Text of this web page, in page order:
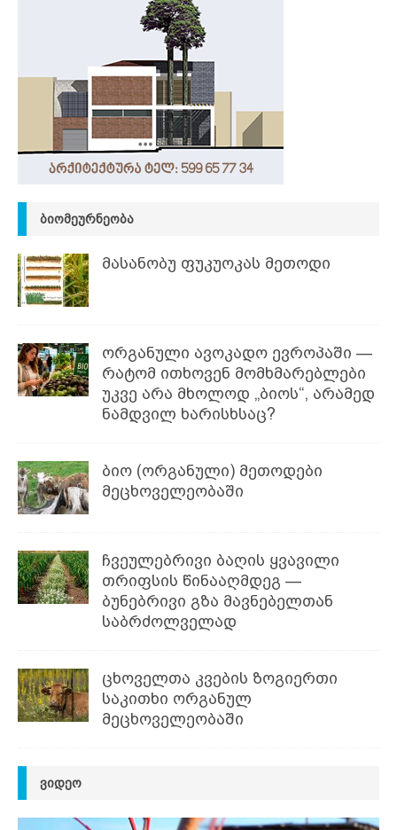
ᲑᲘᲝᲛᲔᲣᲠᲜᲔᲝᲑᲐ
მასანობუ ფუკუოკას მეთოდი
ორგანული ავოკადო ევროპაში —
რატომ ითხოვენ მომხმარებლები
უკვე არა მხოლოდ „ბიოს“, არამედ
ნამდვილ ხარისხსაც?
ბიო (ორგანული) მეთოდები
მეცხოველეობაში
ჩვეულებრივი ბაღის ყვავილი
თრიფსის წინააღმდეგ —
ბუნებრივი გზა მავნებელთან
საბრძოლველად
ცხოველთა კვების ზოგიერთი
საკითხი ორგანულ
მეცხოველეობაში
ᲕᲘᲓᲔᲝ